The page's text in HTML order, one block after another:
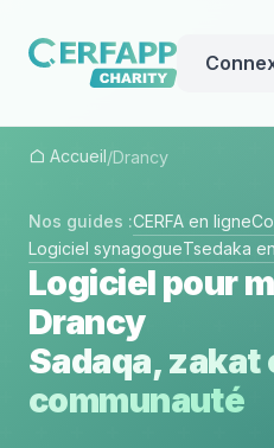
Accueil/Drancy
Nos guides :CERFA en ligne
Logiciel synagogueTsedaka
Logiciel pour
Drancy
Sadaqa, zakat
communauté